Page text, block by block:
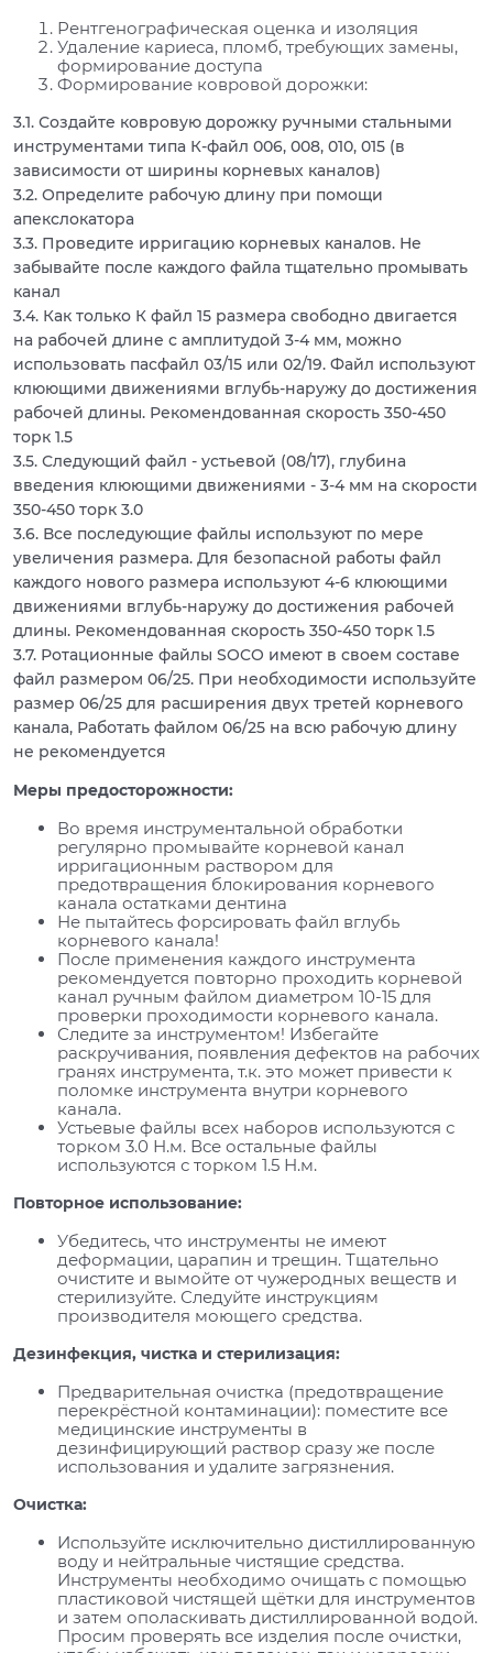
Рентгенографическая оценка и изоляция
Удаление кариеса, пломб, требующих замены,
формирование доступа
Формирование ковровой дорожки:
3.1. Создайте ковровую дорожку ручными стальными
инструментами типа К-файл 006, 008, 010, 015 (в
зависимости от ширины корневых каналов)
3.2. Определите рабочую длину при помощи
апекслокатора
3.3. Проведите ирригацию корневых каналов. Не
забывайте после каждого файла тщательно промывать
канал
3.4. Как только К файл 15 размера свободно двигается
на рабочей длине с амплитудой 3-4 мм, можно
использовать пасфайл 03/15 или 02/19. Файл используют
клюющими движениями вглубь-наружу до достижения
рабочей длины. Рекомендованная скорость 350-450
торк 1.5
3.5. Следующий файл - устьевой (08/17), глубина
введения клюющими движениями - 3-4 мм на скорости
350-450 торк 3.0
3.6. Все последующие файлы используют по мере
увеличения размера. Для безопасной работы файл
каждого нового размера используют 4-6 клюющими
движениями вглубь-наружу до достижения рабочей
длины. Рекомендованная скорость 350-450 торк 1.5
3.7. Ротационные файлы SOCO имеют в своем составе
файл размером 06/25. При необходимости используйте
размер 06/25 для расширения двух третей корневого
канала, Работать файлом 06/25 на всю рабочую длину
не рекомендуется
Меры предосторожности:
Во время инструментальной обработки
регулярно промывайте корневой канал
ирригационным раствором для
предотвращения блокирования корневого
канала остатками дентина
Не пытайтесь форсировать файл вглубь
корневого канала!
После применения каждого инструмента
рекомендуется повторно проходить корневой
канал ручным файлом диаметром 10-15 для
проверки проходимости корневого канала.
Следите за инструментом! Избегайте
раскручивания, появления дефектов на рабочих
гранях инструмента, т.к. это может привести к
поломке инструмента внутри корневого
канала.
Устьевые файлы всех наборов используются с
торком 3.0 Н.м. Все остальные файлы
используются с торком 1.5 Н.м.
Повторное использование:
Убедитесь, что инструменты не имеют
деформации, царапин и трещин. Тщательно
очистите и вымойте от чужеродных веществ и
стерилизуйте. Следуйте инструкциям
производителя моющего средства.
Дезинфекция, чистка и стерилизация:
Предварительная очистка (предотвращение
перекрёстной контаминации): поместите все
медицинские инструменты в
дезинфицирующий раствор сразу же после
использования и удалите загрязнения.
Очистка:
Используйте исключительно дистиллированную
воду и нейтральные чистящие средства.
Инструменты необходимо очищать с помощью
пластиковой чистящей щётки для инструментов
и затем ополаскивать дистиллированной водой.
Просим проверять все изделия после очистки,